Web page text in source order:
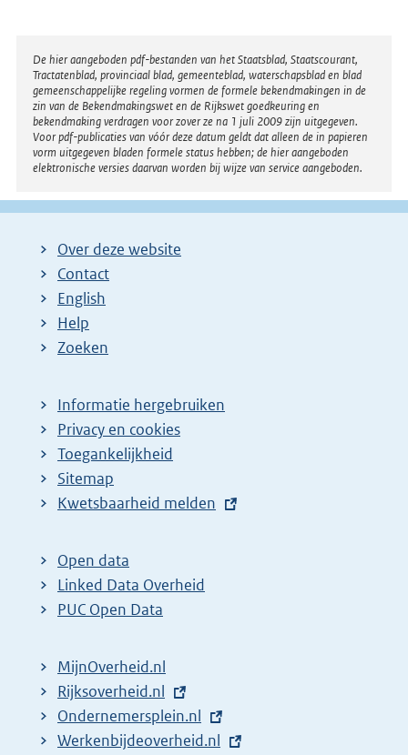
e
l
i
n
k
:
Disclaimer
De hier aangeboden pdf-bestanden van het Staatsblad, Staatscourant,
Tractatenblad, provinciaal blad, gemeenteblad, waterschapsblad en blad
gemeenschappelijke regeling vormen de formele bekendmakingen in de
zin van de Bekendmakingswet en de Rijkswet goedkeuring en
bekendmaking verdragen voor zover ze na 1 juli 2009 zijn uitgegeven.
Voor pdf-publicaties van vóór deze datum geldt dat alleen de in papieren
vorm uitgegeven bladen formele status hebben; de hier aangeboden
elektronische versies daarvan worden bij wijze van service aangeboden.
Over deze website
Contact
English
Help
Zoeken
Informatie hergebruiken
Privacy en cookies
Toegankelijkheid
Sitemap
E
t
e
r
l
i
n
k
Kwetsbaarheid melden
Open data
Linked Data Overheid
PUC Open Data
MijnOverheid.nl
E
x
t
Rijksoverheid.nl
E
x
Ondernemersplein.nl
E
Werkenbijdeoverheid.nl